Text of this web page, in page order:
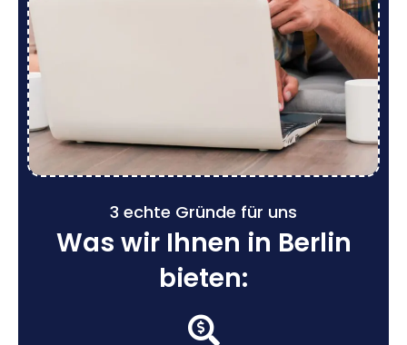
3 echte Gründe für uns
Was wir Ihnen in Berlin
bieten: